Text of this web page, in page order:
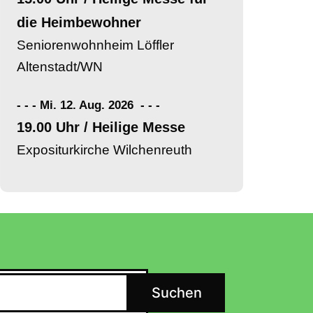
die Heimbewohner
Seniorenwohnheim Löffler
Altenstadt/WN
- - - Mi. 12. Aug. 2026 - --
19.00 Uhr / Heilige Messe
Expositurkirche Wilchenreuth
Suchen